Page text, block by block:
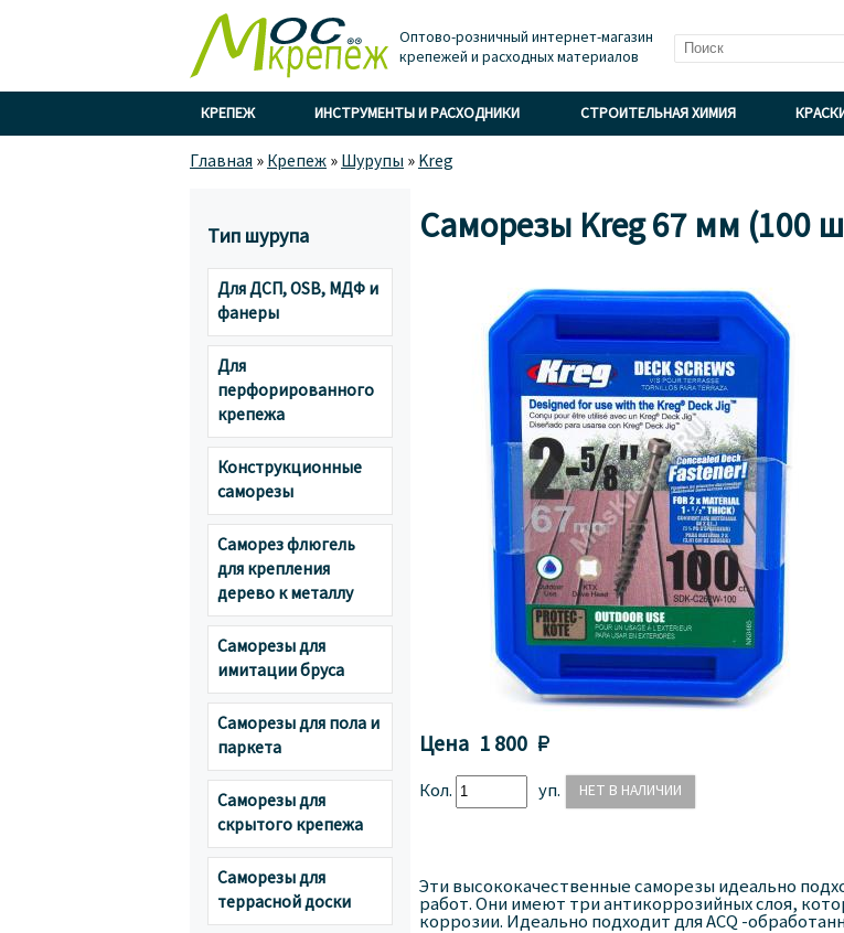
Оптово-розничный интернет-магазин
крепежей и расходных материалов
КРЕПЕЖ ИНСТРУМЕНТЫ И РАСХОДНИКИ СТРОИТЕЛЬНАЯ ХИМИЯ
Главная » Крепеж » Шурупы » Kreg
Тип шурупа
Для ДСП, OSB, МДФ и
фанеры
Для
перфорированного
крепежа
Конструкционные
саморезы
Саморез флюгель
для крепления
дерево к металлу
Саморезы для
имитации бруса
Саморезы для пола и
паркета
Саморезы для
скрытого крепежа
Саморезы для
террасной доски
Саморезы Kreg 67 мм (100
Цена 1 800 
Кол. уп.
Эти высококачественные саморезы идеально
работ. Они имеют три антикоррозийных слоя,
коррозии. Идеально подходит для ACQ -